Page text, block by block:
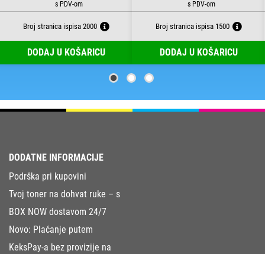
Broj stranica ispisa 2000
DODAJ U KOŠARICU
Broj stranica ispisa 1500
DODAJ U KOŠARICU
DODATNE INFORMACIJE
Podrška pri kupovini
Tvoj toner na dohvat ruke – s
BOX NOW dostavom 24/7
Novo: Plaćanje putem
KeksPay-a bez provizije na